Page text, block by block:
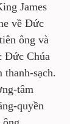
James
về Đức
ông và
Đức Chúa
sạch.
tâm
quyền